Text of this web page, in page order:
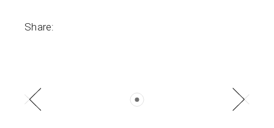
Share: